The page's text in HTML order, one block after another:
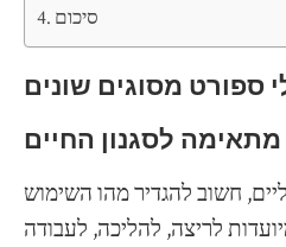
סיכום
ספורט מסוגים שונים
לסגנון החיים
חשוב להגדיר מהו השימוש
לריצה, להליכה, לעבודה